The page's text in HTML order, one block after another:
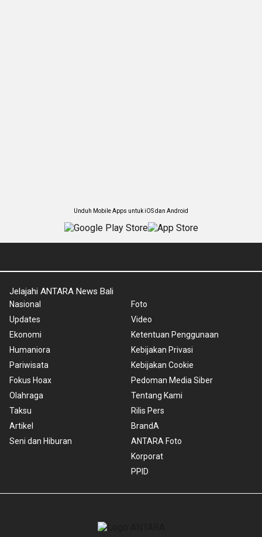
Unduh Mobile Apps untuk iOS dan Android
Jelajahi ANTARA News Bali
Nasional
Updates
Ekonomi
Humaniora
Pariwisata
Fokus Hoax
Olahraga
Taksu
Artikel
Seni dan Hiburan
Foto
Video
Ketentuan Penggunaan
Kebijakan Privasi
Kebijakan Cookie
Pedoman Media Siber
Tentang Kami
Rilis Pers
BrandA
ANTARA Foto
Korporat
PPID